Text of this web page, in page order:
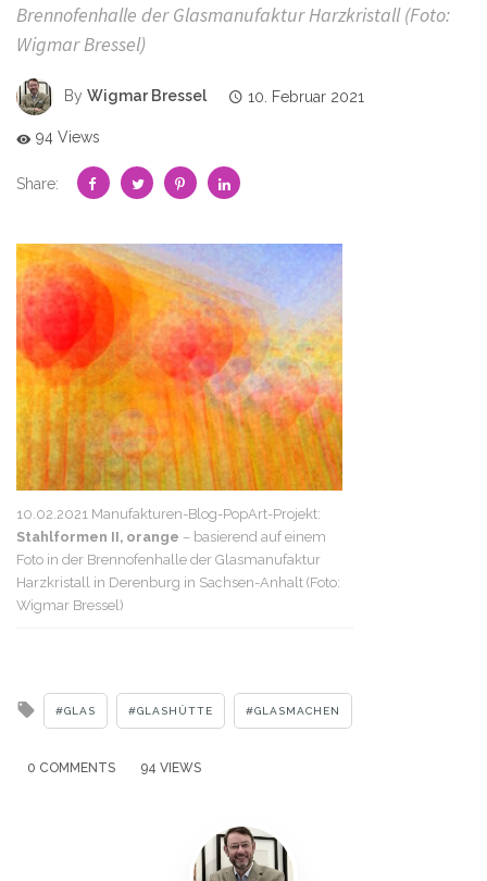
Brennofenhalle der Glasmanufaktur Harzkristall (Foto:
Wigmar Bressel)
By Wigmar Bressel 10. Februar 2021
94 Views
Share:
10.02.2021 Manufakturen-Blog-PopArt-Projekt:
Stahlformen II, orange – basierend auf einem
Foto in der Brennofenhalle der Glasmanufaktur
Harzkristall in Derenburg in Sachsen-Anhalt (Foto:
Wigmar Bressel)
Tagged
GLAS GLASHÜTTE GLASMACHEN
0 COMMENTS 94 VIEWS